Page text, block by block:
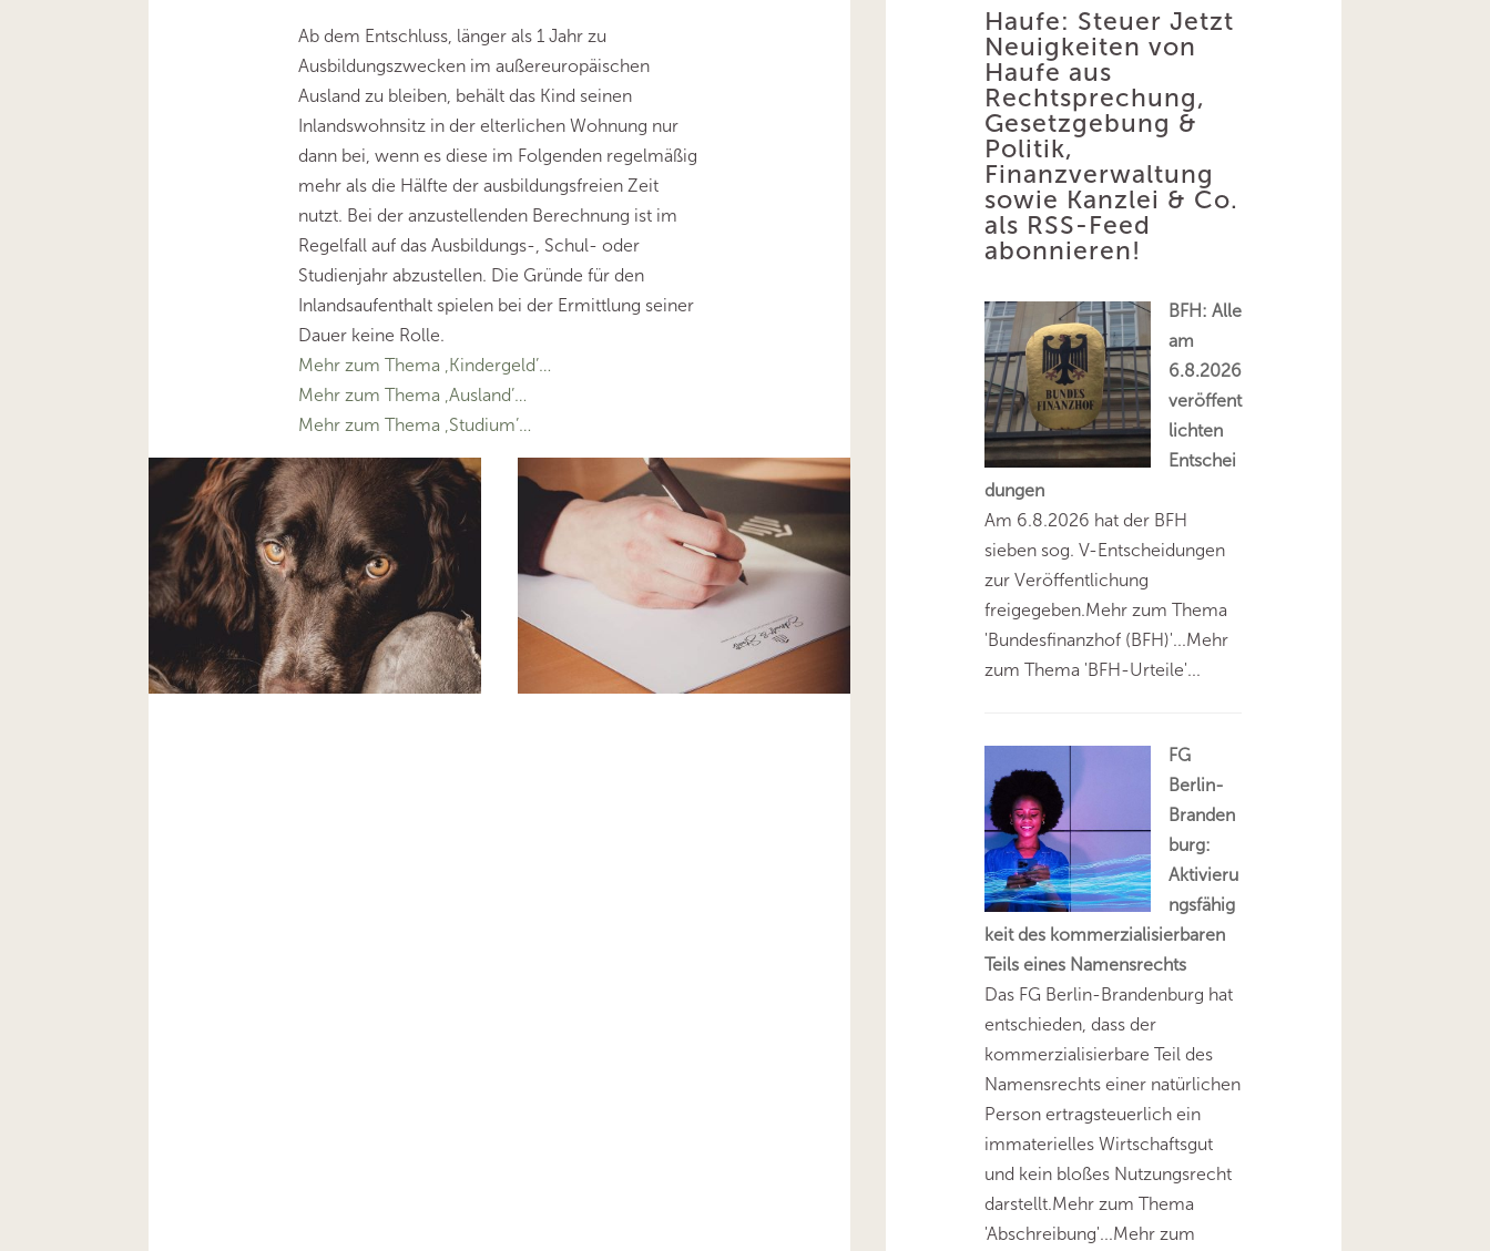
Ab dem Entschluss, länger als 1 Jahr zu
Ausbildungszwecken im außereuropäischen
Ausland zu bleiben, behält das Kind seinen
Inlandswohnsitz in der elterlichen Wohnung nur
dann bei, wenn es diese im Folgenden regelmäßig
mehr als die Hälfte der ausbildungsfreien Zeit
nutzt. Bei der anzustellenden Berechnung ist im
Regelfall auf das Ausbildungs-, Schul- oder
Studienjahr abzustellen. Die Gründe für den
Inlandsaufenthalt spielen bei der Ermittlung seiner
Dauer keine Rolle.
Mehr zum Thema ‚Kindergeld’…
Mehr zum Thema ‚Ausland’…
Mehr zum Thema ‚Studium’…
Haufe: Steuer Jetzt
Neuigkeiten von
Haufe aus
Rechtsprechung,
Gesetzgebung &
Politik,
Finanzverwaltung
sowie Kanzlei & Co.
als RSS-Feed
abonnieren!
BFH: Alle
am
6.8.2026
veröffent
lichten
Entschei
dungen
Am 6.8.2026 hat der BFH
sieben sog. V-Entscheidungen
zur Veröffentlichung
freigegeben.Mehr zum Thema
'Bundesfinanzhof (BFH)'...Mehr
zum Thema 'BFH-Urteile'...
FG
Berlin-
Branden
burg:
Aktivieru
ngsfähig
keit des kommerzialisierbaren
Teils eines Namensrechts
Das FG Berlin-Brandenburg hat
entschieden, dass der
kommerzialisierbare Teil des
Namensrechts einer natürlichen
Person ertragsteuerlich ein
immaterielles Wirtschaftsgut
und kein bloßes Nutzungsrecht
darstellt.Mehr zum Thema
'Abschreibung'...Mehr zum